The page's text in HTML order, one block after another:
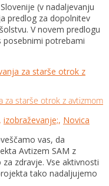
(v nadaljevanju
predlog za dopolnitev
V novem predlogu
posebnimi potrebami
za starše otrok z avtizmom
, izobraževanje;, Novica
vas, da
Avtizem SAM z
zdravje. Vse aktivnosti
tako nadaljujemo